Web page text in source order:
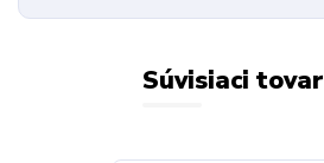
Súvisiaci tovar